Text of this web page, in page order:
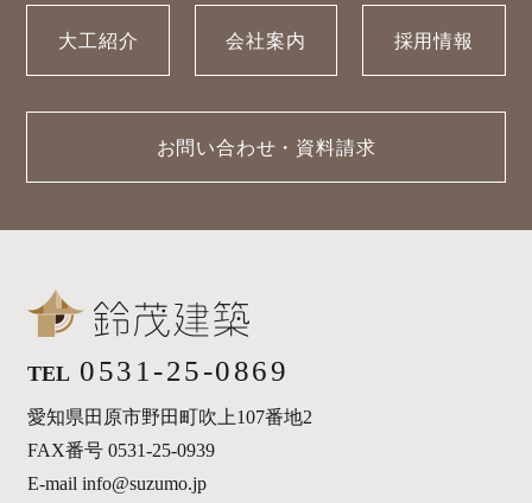
大工紹介 会社案内 採用情報
お問い合わせ・資料請求
TEL 0531-25-0869
愛知県田原市野田町吹上107番地2
FAX番号 0531-25-0939
E-mail info@suzumo.jp